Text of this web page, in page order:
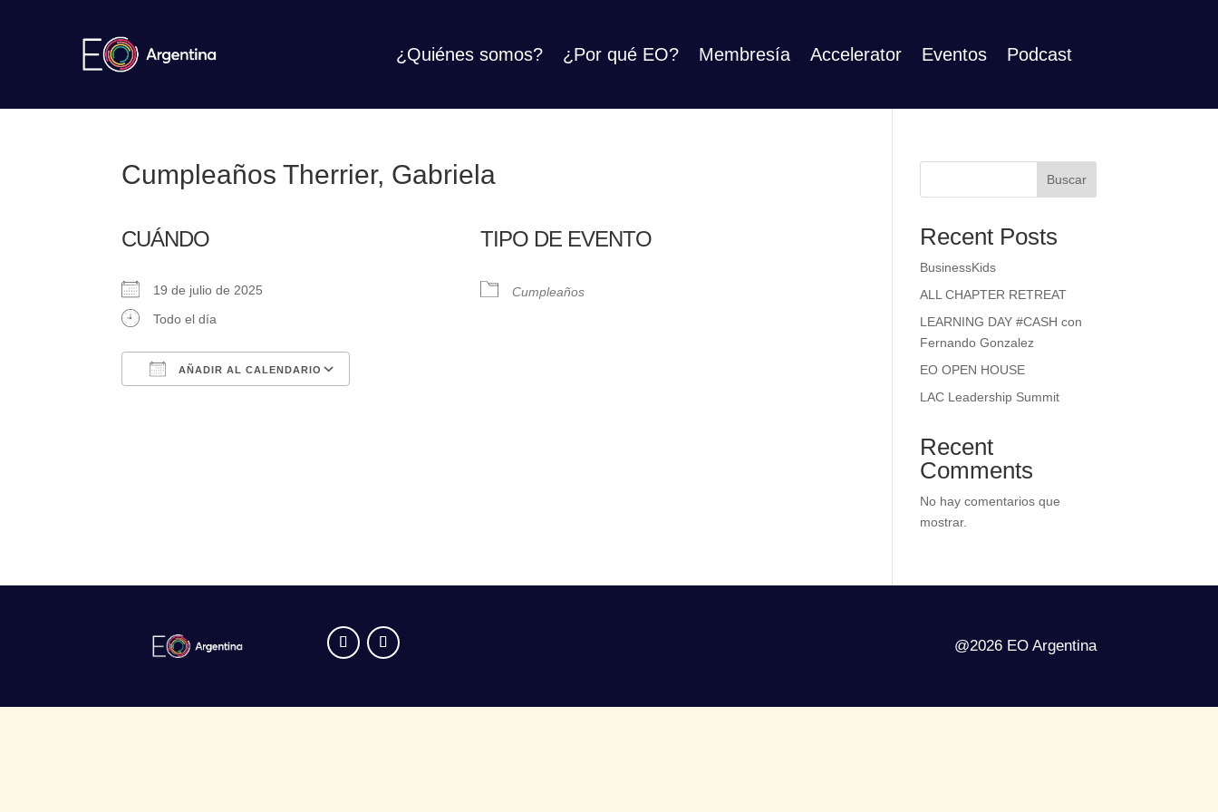
¿Quiénes somos? ¿Por qué EO? Membresía Accelerator Eventos Podcast
Cumpleaños Therrier, Gabriela
CUÁNDO
19 de julio de 2025
Todo el día
AÑADIR AL CALENDARIO
TIPO DE EVENTO
Cumpleaños
Buscar
Recent Posts
BusinessKids
ALL CHAPTER RETREAT
LEARNING DAY #CASH con
Fernando Gonzalez
EO OPEN HOUSE
LAC Leadership Summit
Recent
Comments
No hay comentarios que
mostrar.
@2026 EO Argentina